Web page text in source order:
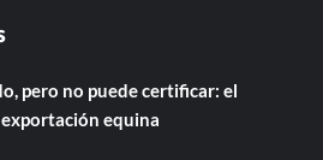
pero no puede certificar: el
equina